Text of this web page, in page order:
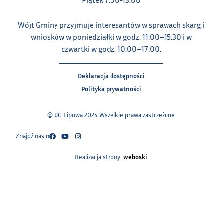
Wójt Gminy przyjmuje interesantów w sprawach skarg i
wniosków w poniedziałki w godz. 11:00‒15:30 i w
czwartki w godz. 10:00‒17:00.
Deklaracja dostępności
Polityka prywatności
© UG Lipowa 2024 Wszelkie prawa zastrzeżone
Znajdź nas na:
Realizacja strony: weboski